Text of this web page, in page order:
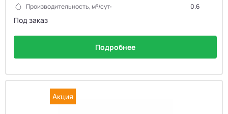
Производительность, м³/сут:
0.6
Под заказ
Подробнее
Акция